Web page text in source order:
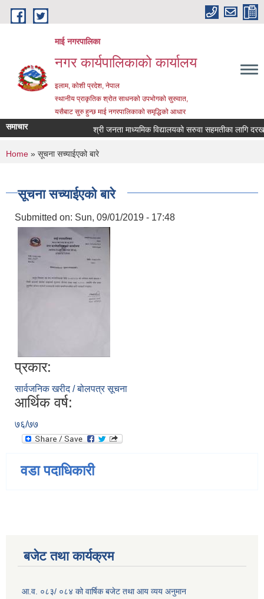
Skip to main content
माई नगरपालिका
नगर कार्यपालिकाको कार्यालय
इलाम, कोशी प्रदेश, नेपाल
स्थानीय प्राकृतिक श्रोत साधनको उपभोगको सुरुवात,
यसैबाट सुरु हुन्छ माई नगरपालिकाको समृद्धिको आधार
समाचार श्री जनता माध्यमिक विद्यालयको सरुवा सहमतीका लागि
You are here
Home » सूचना सच्याईएको बारे
सूचना सच्याईएको बारे
Submitted on: Sun, 09/01/2019 - 17:48
प्रकार:
सार्वजनिक खरीद / बोलपत्र सूचना
आर्थिक वर्ष:
७६/७७
वडा पदाधिकारी
बजेट तथा कार्यक्रम
आ.व. ०८३/ ०८४ को वार्षिक बजेट तथा आय व्यय अनुमान